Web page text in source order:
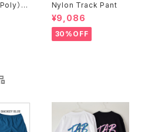
）ブ
Nylon Track Pant
¥9,086
30%OFF